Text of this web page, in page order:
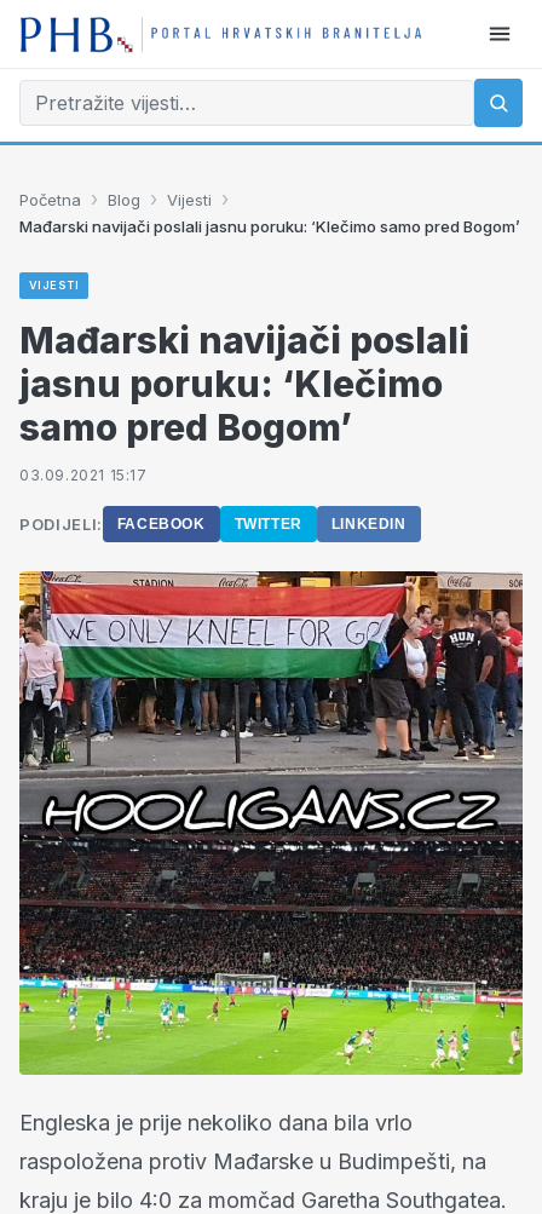
Početna › Blog › Vijesti ›
Mađarski navijači poslali jasnu poruku: ‘Klečimo samo pred Bogom’
VIJESTI
Mađarski navijači poslali
jasnu poruku: ‘Klečimo
samo pred Bogom’
03.09.2021 15:17
PODIJELI: FACEBOOK TWITTER LINKEDIN
Engleska je prije nekoliko dana bila vrlo
raspoložena protiv Mađarske u Budimpešti, na
kraju je bilo 4:0 za momčad Garetha Southgatea.